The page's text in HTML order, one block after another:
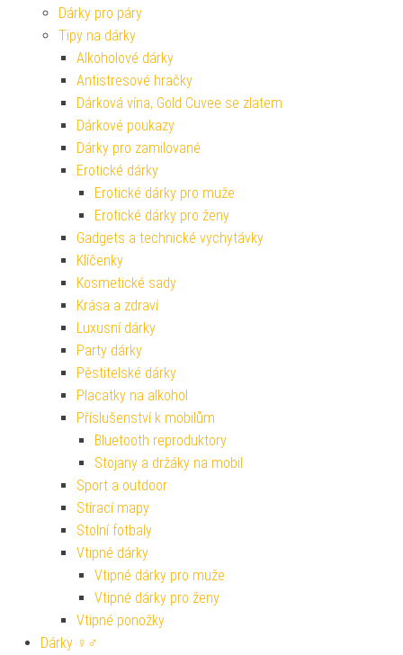
Dárky pro páry
Tipy na dárky
Alkoholové dárky
Antistresové hračky
Dárková vína, Gold Cuvee se zlatem
Dárkové poukazy
Dárky pro zamilované
Erotické dárky
Erotické dárky pro muže
Erotické dárky pro ženy
Gadgets a technické vychytávky
Klíčenky
Kosmetické sady
Krása a zdraví
Luxusní dárky
Party dárky
Pěstitelské dárky
Placatky na alkohol
Příslušenství k mobilům
Bluetooth reproduktory
Stojany a držáky na mobil
Sport a outdoor
Stírací mapy
Stolní fotbaly
Vtipné dárky
Vtipné dárky pro muže
Vtipné dárky pro ženy
Vtipné ponožky
Dárky ♀♂